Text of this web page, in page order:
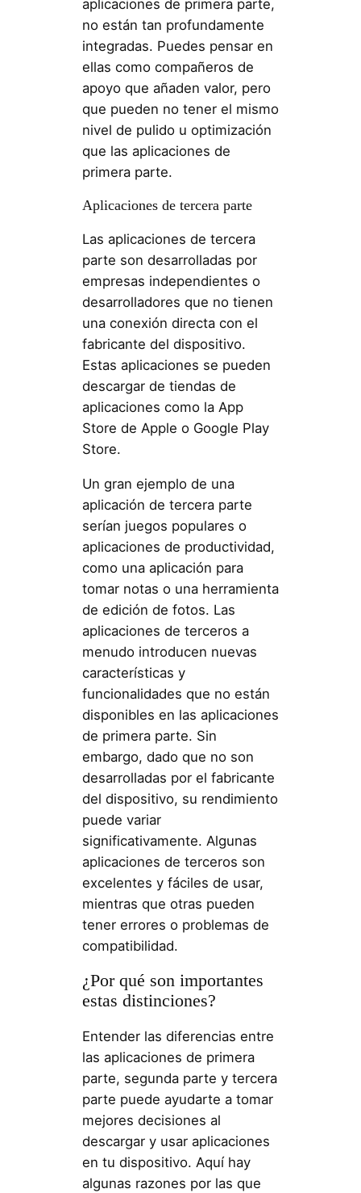
aplicaciones de primera parte,
no están tan profundamente
integradas. Puedes pensar en
ellas como compañeros de
apoyo que añaden valor, pero
que pueden no tener el mismo
nivel de pulido u optimización
que las aplicaciones de
primera parte.
Aplicaciones de tercera parte
Las aplicaciones de tercera
parte son desarrolladas por
empresas independientes o
desarrolladores que no tienen
una conexión directa con el
fabricante del dispositivo.
Estas aplicaciones se pueden
descargar de tiendas de
aplicaciones como la App
Store de Apple o Google Play
Store.
Un gran ejemplo de una
aplicación de tercera parte
serían juegos populares o
aplicaciones de productividad,
como una aplicación para
tomar notas o una herramienta
de edición de fotos. Las
aplicaciones de terceros a
menudo introducen nuevas
características y
funcionalidades que no están
disponibles en las aplicaciones
de primera parte. Sin
embargo, dado que no son
desarrolladas por el fabricante
del dispositivo, su rendimiento
puede variar
significativamente. Algunas
aplicaciones de terceros son
excelentes y fáciles de usar,
mientras que otras pueden
tener errores o problemas de
compatibilidad.
¿Por qué son importantes
estas distinciones?
Entender las diferencias entre
las aplicaciones de primera
parte, segunda parte y tercera
parte puede ayudarte a tomar
mejores decisiones al
descargar y usar aplicaciones
en tu dispositivo. Aquí hay
algunas razones por las que